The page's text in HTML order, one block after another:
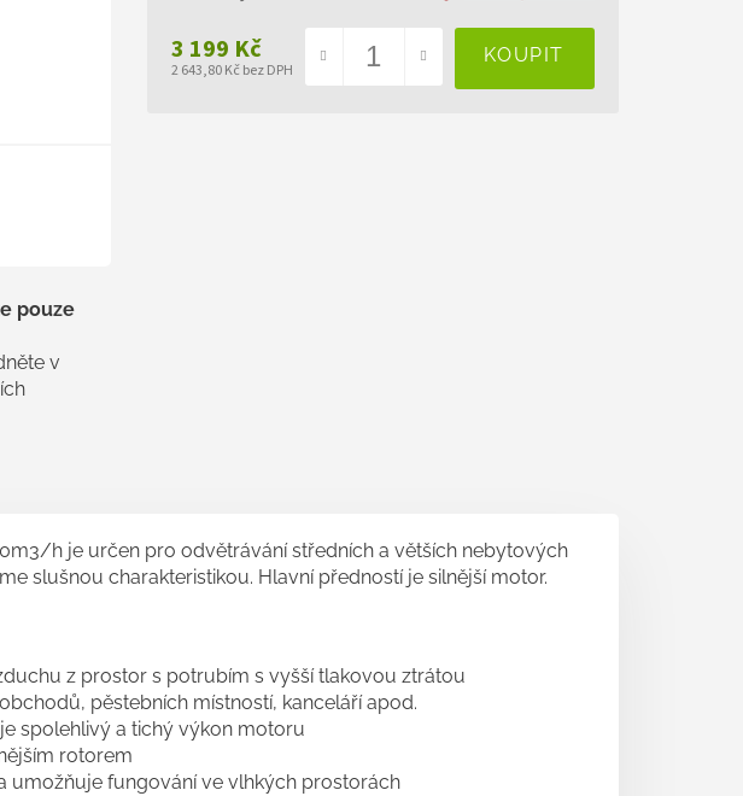
pouze
v
3 199 Kč
2 643,80 Kč bez DPH
h je určen pro odvětrávání středních a větších nebytových
slušnou charakteristikou. Hlavní předností je silnější motor.
z prostor s potrubím s vyšší tlakovou ztrátou
pěstebních místností, kanceláří apod.
spolehlivý a tichý výkon motoru
rotorem
umožňuje fungování ve vlhkých prostorách